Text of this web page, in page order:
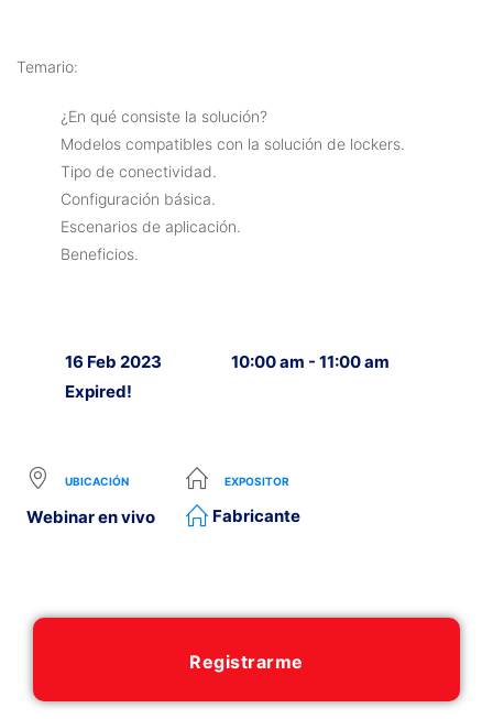
Temario:
¿En qué consiste la solución?
Modelos compatibles con la solución de lockers.
Tipo de conectividad.
Configuración básica.
Escenarios de aplicación.
Beneficios.
16 Feb 2023
Expired!
10:00 am - 11:00 am
UBICACIÓN
Webinar en vivo
EXPOSITOR
Fabricante
Registrarme